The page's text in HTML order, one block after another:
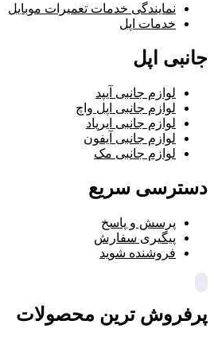
نمایندگی خدمات تعمیرات موبایل
خدمات اپل
جانبی اپل
لوازم جانبی آیپد
لوازم جانبی اپل واچ
لوازم جانبی ایرپاد
لوازم جانبی آیفون
لوازم جانبی مک
دسترسی سریع
پرسش و پاسخ
پیگیری سفارش
فروشنده شوید
پرفروش ترین محصولات